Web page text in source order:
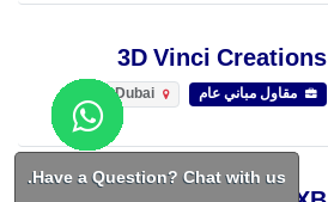
3D Vinci Creations
مقاول مباني عام
Have a Question? Chat with us.